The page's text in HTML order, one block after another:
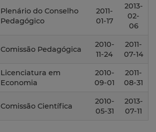
Plenário do Conselho
Pedagógico
2011-
01-17
2013-
02-
06
Comissão Pedagógica
2010-
11-24
2011-
07-14
Licenciatura em
Economia
2010-
09-01
2011-
08-31
Comissão Científica
2010-
05-31
2013-
07-11